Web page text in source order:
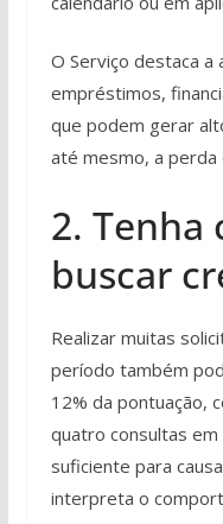
O Serviço destaca a
empréstimos,
que podem gerar
até mesmo, a perda
2. Tenha
buscar
Realizar muitas
período também
12% da pontuação,
quatro consultas
suficiente para
interpreta o